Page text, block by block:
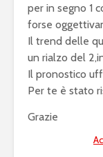
per in segno 1
forse
Il trend delle
un rialzo del
Il pronostico
Per te è stato
Grazie